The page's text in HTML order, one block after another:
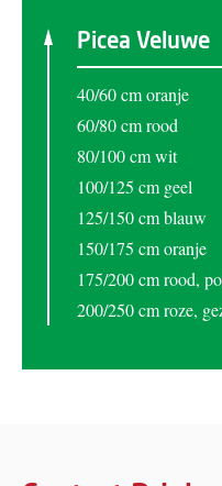
Picea Veluwe
40/60 cm oranje
60/80 cm rood
80/100 cm wit
100/125 cm geel
125/150 cm blauw
150/175 cm oranje
175/200 cm rood,
200/250 cm roze,